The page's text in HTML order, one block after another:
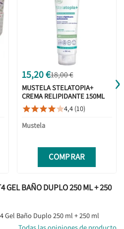
15,20 €18,00 €
MUSTELA STELATOPIA+
CREMA RELIPIDANTE 150ML
4,4 (10)
Mustela
COMPRAR
›
GEL BAÑO DUPLO 250 ML + 250
Gel Baño Duplo 250 ml + 250 ml